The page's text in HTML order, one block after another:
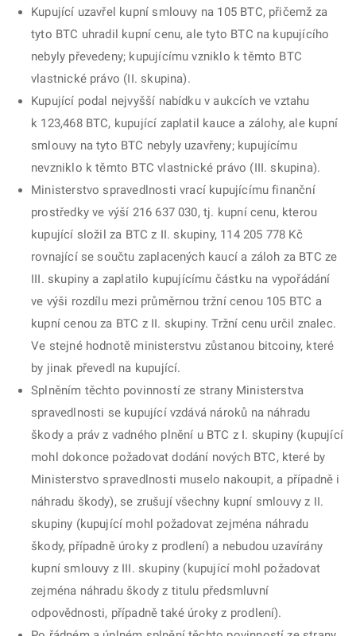
Kupující uzavřel kupní smlouvy na 105 BTC, přičemž za
tyto BTC uhradil kupní cenu, ale tyto BTC na kupujícího
nebyly převedeny; kupujícímu vzniklo k těmto BTC
vlastnické právo (II. skupina).
Kupující podal nejvyšší nabídku v aukcích ve vztahu
k 123,468 BTC, kupující zaplatil kauce a zálohy, ale kupní
smlouvy na tyto BTC nebyly uzavřeny; kupujícímu
nevzniklo k těmto BTC vlastnické právo (III. skupina).
Ministerstvo spravedlnosti vrací kupujícímu finanční
prostředky ve výší 216 637 030, tj. kupní cenu, kterou
kupující složil za BTC z II. skupiny, 114 205 778 Kč
rovnající se součtu zaplacených kaucí a záloh za BTC ze
III. skupiny a zaplatilo kupujícímu částku na vypořádání
ve výši rozdílu mezi průměrnou tržní cenou 105 BTC a
kupní cenou za BTC z II. skupiny. Tržní cenu určil znalec.
Ve stejné hodnotě ministerstvu zůstanou bitcoiny, které
by jinak převedl na kupující.
Splněním těchto povinností ze strany Ministerstva
spravedlnosti se kupující vzdává nároků na náhradu
škody a práv z vadného plnění u BTC z I. skupiny (kupující
mohl dokonce požadovat dodání nových BTC, které by
Ministerstvo spravedlnosti muselo nakoupit, a případně i
náhradu škody), se zrušují všechny kupní smlouvy z II.
skupiny (kupující mohl požadovat zejména náhradu
škody, případně úroky z prodlení) a nebudou uzavírány
kupní smlouvy z III. skupiny (kupující mohl požadovat
zejména náhradu škody z titulu předsmluvní
odpovědnosti, případně také úroky z prodlení).